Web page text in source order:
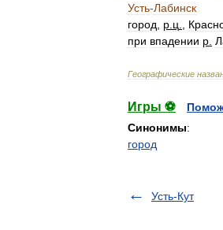
Усть-Лабинск
город
р ц
при впадении р
Географические
Игры ⚽
Синонимы:
город
Усть-Кут